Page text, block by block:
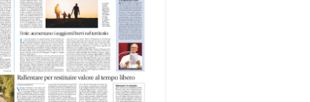
nelle attività dell’OAMI al
nei centri di accoglienza
dove contribuiscono
alla cura degli spazi comuni.
cura degli ambienti
favorire accoglienza e